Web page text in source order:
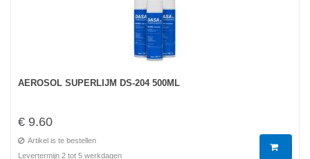
AEROSOL SUPERLIJM DS-204 500ML
€ 9.60
Artikel is te bestellen
Levertermijn 2 tot 5 werkdagen